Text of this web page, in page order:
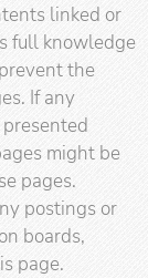
linked or
full knowledge
the
If any
might be
pages.
postings or
boards,
page.